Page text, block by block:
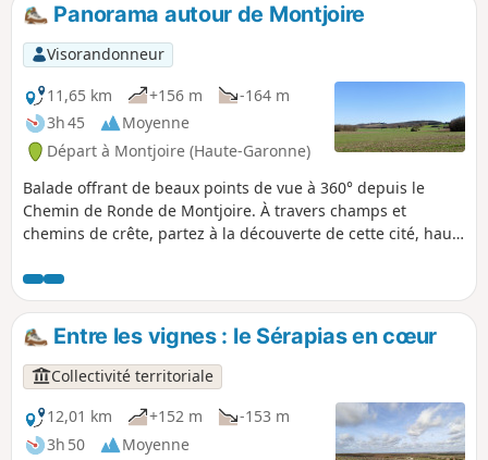
Panorama autour de Montjoire
Visorandonneur
11,65 km
+156 m
-164 m
3h 45
Moyenne
Départ à Montjoire (Haute-Garonne)
Balade offrant de beaux points de vue à 360° depuis le
Chemin de Ronde de Montjoire. À travers champs et
chemins de crête, partez à la découverte de cette cité, haut
Entre les vignes : le Sérapias en cœur
Collectivité territoriale
12,01 km
+152 m
-153 m
3h 50
Moyenne